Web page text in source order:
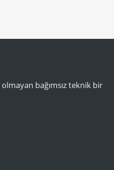
bağımsız teknik bir